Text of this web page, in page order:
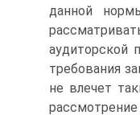
данной
аудиторской
требования
не влечет